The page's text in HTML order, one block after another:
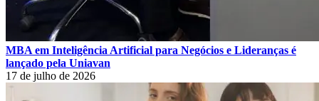
MBA em Inteligência Artificial para Negócios e Lideranças é
lançado pela Uniavan
17 de julho de 2026